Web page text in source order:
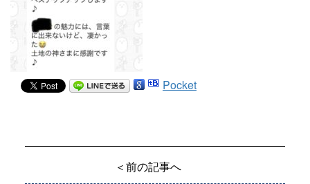
Pocket
＜前の記事へ